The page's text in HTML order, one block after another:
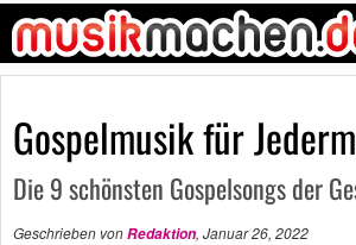
Gospelmusik für
Die 9 schönsten Gospelsongs der
Geschrieben vonRedaktion, Januar 26, 2022